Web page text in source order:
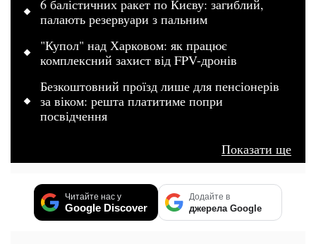
6 балістичних ракет по Києву: загиблий,
палають резервуари з пальним
"Купол" над Харковом: як працює
комплексний захист від FPV-дронів
Безкоштовний проїзд лише для пенсіонерів
за віком: решта платитиме попри
посвідчення
Показати ще
Читайте нас у
Google Discover
Додайте в
джерела Google